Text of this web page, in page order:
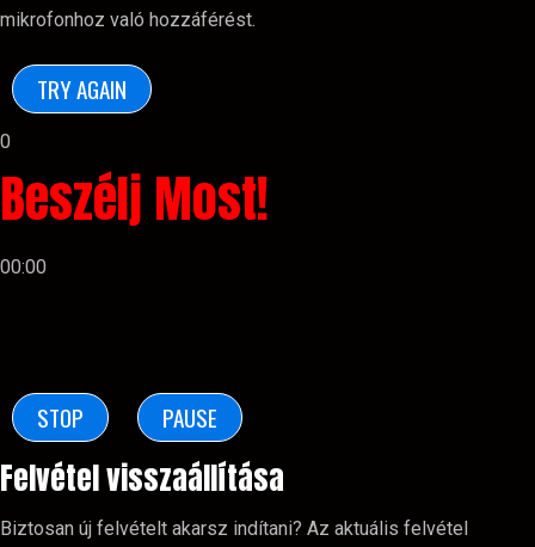
mikrofonhoz való hozzáférést.
TRY AGAIN
0
Beszélj Most!
00:00
STOP PAUSE
Felvétel visszaállítása
Biztosan új felvételt akarsz indítani? Az aktuális felvétel